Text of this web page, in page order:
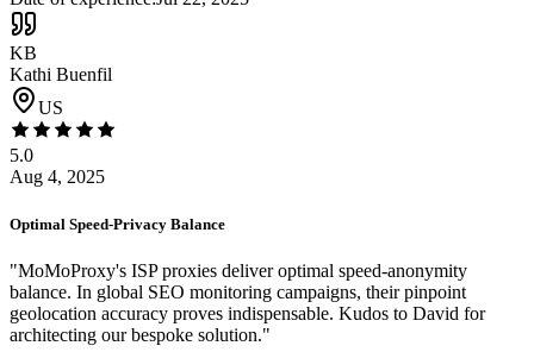
KB
Kathi Buenfil
US
5.0
Aug 4, 2025
Optimal Speed-Privacy Balance
"MoMoProxy's ISP proxies deliver optimal speed-anonymity
balance. In global SEO monitoring campaigns, their pinpoint
geolocation accuracy proves indispensable. Kudos to David for
architecting our bespoke solution."